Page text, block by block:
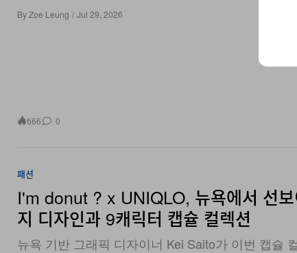
I'm donut ? x UNIQLO, 뉴욕에서 선보
지 디자인과 9캐릭터 캡슐 컬렉션
뉴욕 기반 그래픽 디자이너 Kei Saito가 이번 캡슐 컬
트워크를 맡았다.